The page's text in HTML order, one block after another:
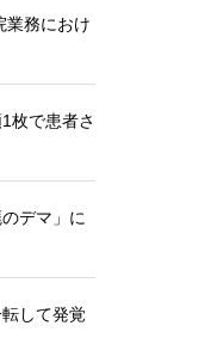
業務におけ
枚で患者さ
デマ」に
して発覚